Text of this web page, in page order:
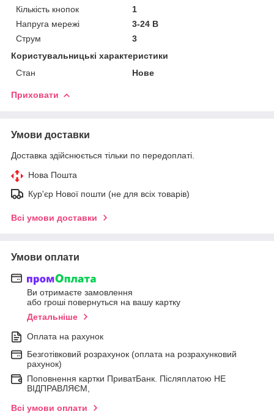
Кількість кнопок
1
Напруга мережі
3-24 В
Струм
3
Користувальницькі характеристики
Стан
Нове
Приховати
Умови доставки
Доставка здійснюється тільки по передоплаті.
Нова Пошта
Кур'єр Нової пошти (не для всіх товарів)
Всі умови доставки
Умови оплати
Ви отримаєте замовлення
або гроші повернуться на вашу картку
Детальніше
Оплата на рахунок
Безготівковий розрахунок (оплата на розрахунковий
рахунок)
Поповнення картки ПриватБанк. Післяплатою НЕ
ВІДПРАВЛЯЄМ,
Всі умови оплати